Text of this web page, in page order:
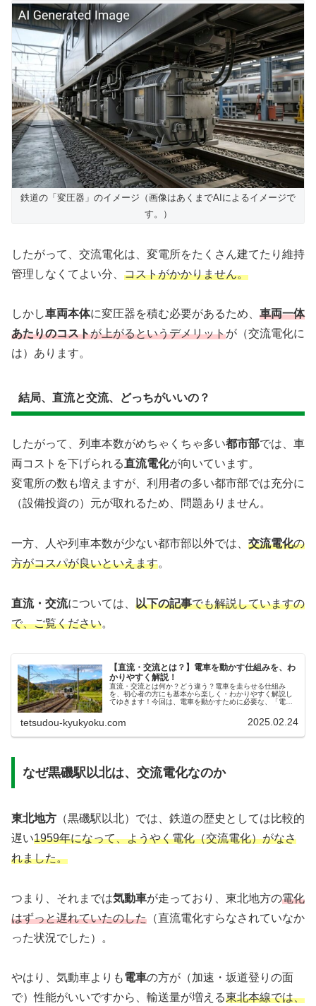
鉄道の「変圧器」のイメージ（画像はあくまでAIによるイメージで
す。）
したがって、交流電化は、変電所をたくさん建てたり維持
管理しなくてよい分、 コストがかかりません。
しかし車両本体に変圧器を積む必要があるため、 車両一体
あたりのコストが上がるというデメリットが（交流電化に
は）あります。
結局、直流と交流、どっちがいいの？
したがって、列車本数がめちゃくちゃ多い都市部では、車
両コストを下げられる直流電化が向いています。
変電所の数も増えますが、利用者の多い都市部では充分に
（設備投資の）元が取れるため、問題ありません。
一方、人や列車本数が少ない都市部以外では、 交流電化の
方がコスパが良いといえます。
直流・交流については、 以下の記事でも解説していますの
で、ご覧ください。
【直流・交流とは？】電車を動かす仕組みを、わ
かりやすく解説！
直流・交流とは何か？どう違う？電車を走らせる仕組み
を、初心者の方にも基本から楽しく・わかりやすく解説し
てゆきます！今回は、電車を動かすために必要な、「電
tetsudou-kyukyoku.com 2025.02.24
なぜ黒磯駅以北は、交流電化なのか
東北地方 （黒磯駅以北）では、鉄道の歴史としては比較的
遅い1959年になって、ようやく電化（交流電化）がなさ
れました。
つまり、それまでは気動車が走っており、東北地方の電化
はずっと遅れていたのした （直流電化すらなされていなか
った状況でした）。
やはり、気動車よりも電車の方が（加速・坂道登りの面
で）性能がいいですから、輸送量が増える東北本線では、